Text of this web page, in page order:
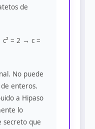
de
c² = 2 → c =
No puede
enteros.
a Hipaso
lo
secreto que